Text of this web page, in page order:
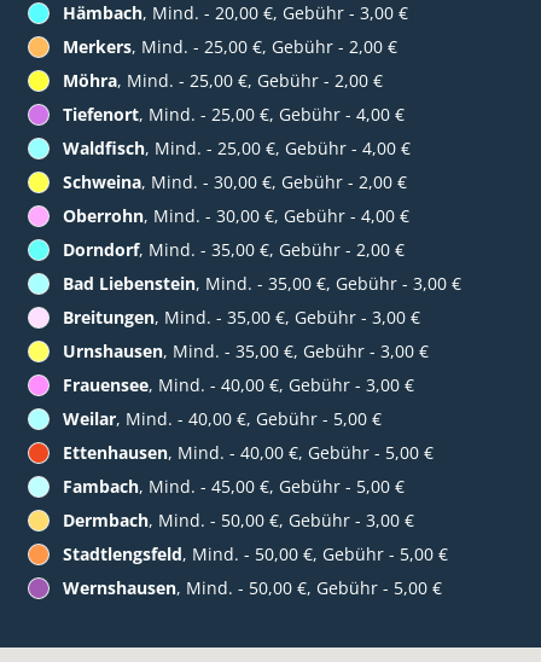
Hämbach, Mind. - 20,00 €, Gebühr - 3,00 €
Merkers, Mind. - 25,00 €, Gebühr - 2,00 €
Möhra, Mind. - 25,00 €, Gebühr - 2,00 €
Tiefenort, Mind. - 25,00 €, Gebühr - 4,00 €
Waldfisch, Mind. - 25,00 €, Gebühr - 4,00 €
Schweina, Mind. - 30,00 €, Gebühr - 2,00 €
Oberrohn, Mind. - 30,00 €, Gebühr - 4,00 €
Dorndorf, Mind. - 35,00 €, Gebühr - 2,00 €
Bad Liebenstein, Mind. - 35,00 €, Gebühr - 3,00 €
Breitungen, Mind. - 35,00 €, Gebühr - 3,00 €
Urnshausen, Mind. - 35,00 €, Gebühr - 3,00 €
Frauensee, Mind. - 40,00 €, Gebühr - 3,00 €
Weilar, Mind. - 40,00 €, Gebühr - 5,00 €
Ettenhausen, Mind. - 40,00 €, Gebühr - 5,00 €
Fambach, Mind. - 45,00 €, Gebühr - 5,00 €
Dermbach, Mind. - 50,00 €, Gebühr - 3,00 €
Stadtlengsfeld, Mind. - 50,00 €, Gebühr - 5,00 €
Wernshausen, Mind. - 50,00 €, Gebühr - 5,00 €